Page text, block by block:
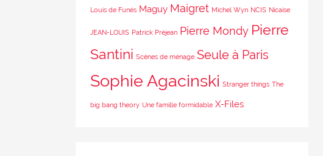
Louis de Funès Maguy Maigret Michel Wyn NCIS Nicaise
JEAN-LOUIS Patrick Préjean Pierre Mondy Pierre
Santini Scènes de ménage Seule à Paris
Sophie Agacinski Stranger things The
big bang theory Une famille formidable X-Files